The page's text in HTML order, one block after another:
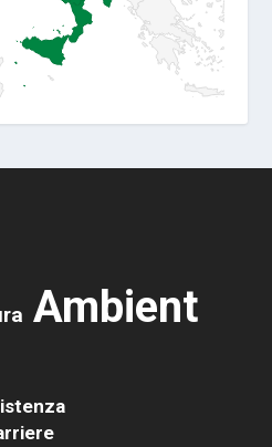
Ambient